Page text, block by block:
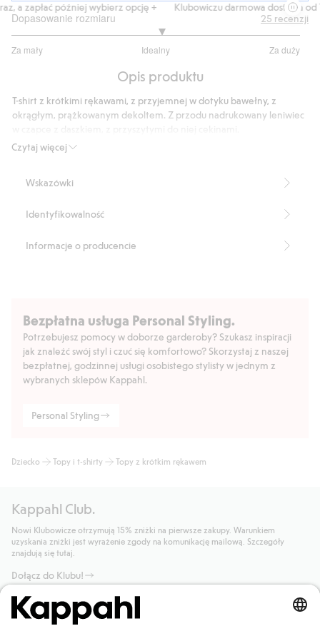
a zapłać później wybierz opcję +
Klubowiczu darmowa dostawa od
Dopasowanie rozmiaru
Za mały Idealny Za duży
na
25
głosów
25 recenzji
Opis produktu
Czytaj więcej
T-shirt z krótkimi rękawami, z przyjemnej w dotyku bawełny, z
okrągłym, prążkowanym dekoltem. Z przodu nadrukowany leniwiec
Numer artykułu
Wskazówki
Identyfikowalność
Informacje o producencie
Bezpłatna usługa Personal Styling.
Potrzebujesz pomocy w doborze garderoby? Szukasz inspiracji
jak znaleźć swój styl i czuć się komfortowo? Skorzystaj z naszej
bezpłatnej, godzinnej usługi osobistego stylisty w jednym z
wybranych sklepów Kappahl.
Personal Styling
Dziecko Topy i t-shirty Topy z krótkim rękawem
Kappahl Club.
Nowi Klubowicze otrzymują 15% zniżki na pierwsze zakupy. Warunkiem
uzyskania zniżki jest wyrażenie zgody na komunikację mailową. Szczegóły
znajdują się tutaj.
Dołącz do Klubu!